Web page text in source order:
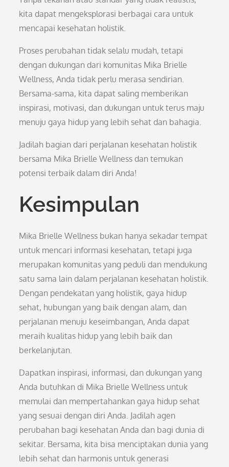
kita dapat mengeksplorasi berbagai cara untuk
mencapai kesehatan holistik.
Proses perubahan tidak selalu mudah, tetapi
dengan dukungan dari komunitas Mika Brielle
Wellness, Anda tidak perlu merasa sendirian.
Bersama-sama, kita dapat saling memberikan
inspirasi, motivasi, dan dukungan untuk terus maju
menuju gaya hidup yang lebih sehat dan bahagia.
Jadilah bagian dari perjalanan kesehatan holistik
bersama Mika Brielle Wellness dan temukan
potensi terbaik dalam diri Anda!
Kesimpulan
Mika Brielle Wellness bukan hanya sekadar tempat
untuk mencari informasi kesehatan, tetapi juga
merupakan komunitas yang peduli dan mendukung
satu sama lain dalam perjalanan kesehatan holistik.
Dengan pendekatan yang holistik, gaya hidup
sehat, hubungan yang baik dengan alam, dan
perjalanan menuju keseimbangan, Anda dapat
meraih kualitas hidup yang lebih baik dan
berkelanjutan.
Dapatkan inspirasi, informasi, dan dukungan yang
Anda butuhkan di Mika Brielle Wellness untuk
memulai dan mempertahankan gaya hidup sehat
yang sesuai dengan diri Anda. Jadilah agen
perubahan bagi kesehatan Anda dan bagi dunia di
sekitar. Bersama, kita bisa menciptakan dunia yang
lebih sehat dan harmonis untuk generasi